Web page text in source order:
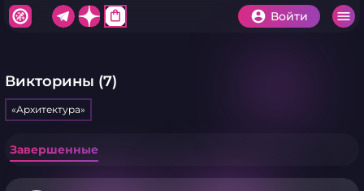
shopping_bag Войти
Викторины (7)
«Архитектура»
Завершенные